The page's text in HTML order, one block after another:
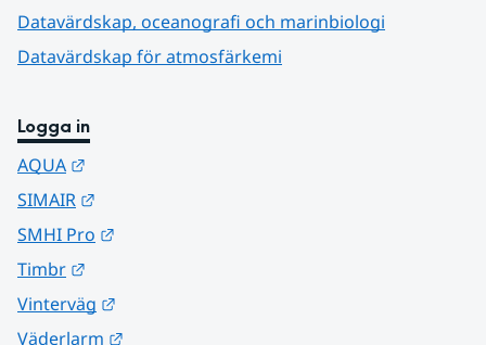
Datavärdskap, oceanografi och marinbiologi
Datavärdskap för atmosfärkemi
Logga in
AQUA
SIMAIR
SMHI Pro
Timbr
Vinterväg
Väderlarm